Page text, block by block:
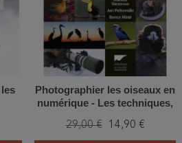
Photographier les oiseaux en
numérique - Les techniques,
29,00 € 14,90 €